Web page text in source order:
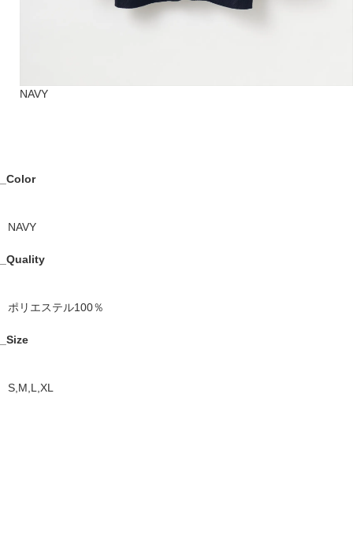
NAVY
_Color
NAVY
_Quality
ポリエステル100％
_Size
S,M,L,XL